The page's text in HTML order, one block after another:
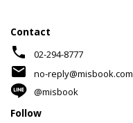
Contact
phone 02-294-8777
mail
no-reply@misbook.com
@misbook
Follow